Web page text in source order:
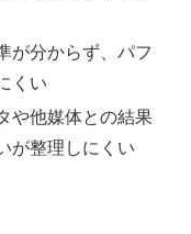
が分からず、パフ
くい
や他媒体との結果
が整理しにくい